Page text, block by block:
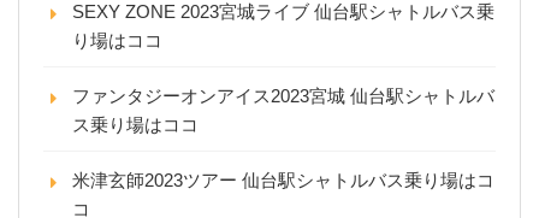
SEXY ZONE 2023宮城ライブ 仙台駅シャトルバス乗
り場はココ
ファンタジーオンアイス2023宮城 仙台駅シャトルバ
ス乗り場はココ
米津玄師2023ツアー 仙台駅シャトルバス乗り場はコ
コ